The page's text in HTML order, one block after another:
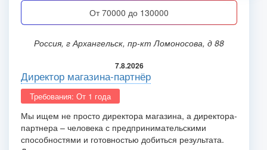
от 70000 до 130000
Россия, г Архангельск, пр-кт Ломоносова, д 88
7.8.2026
Директор магазина-партнёр
Требования: От 1 года
Мы ищем не просто директора магазина, а директора-
партнера – человека с предпринимательскими
способностями и готовностью добиться результата.